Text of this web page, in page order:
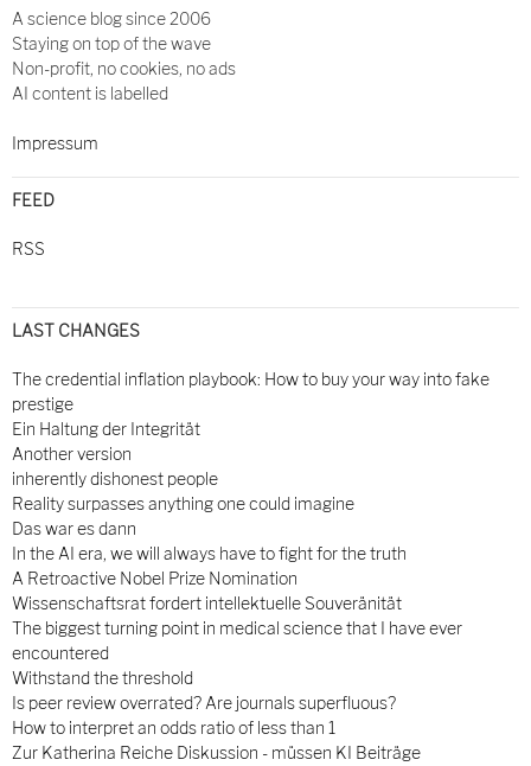
A science blog since 2006
Staying on top of the wave
Non-profit, no cookies, no ads
AI content is labelled
Impressum
FEED
RSS
LAST CHANGES
The credential inflation playbook: How to buy your way into fake
prestige
Ein Haltung der Integrität
Another version
inherently dishonest people
Reality surpasses anything one could imagine
Das war es dann
In the AI era, we will always have to fight for the truth
A Retroactive Nobel Prize Nomination
Wissenschaftsrat fordert intellektuelle Souveränität
The biggest turning point in medical science that I have ever
encountered
Withstand the threshold
Is peer review overrated? Are journals superfluous?
How to interpret an odds ratio of less than 1
Zur Katherina Reiche Diskussion - müssen KI Beiträge